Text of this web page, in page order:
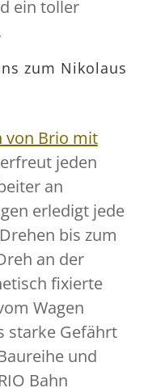
ein toller
zum Nikolaus
von Brio mit
jeden
an
erledigt jede
bis zum
an der
fixierte
Wagen
starke Gefährt
und
Bahn